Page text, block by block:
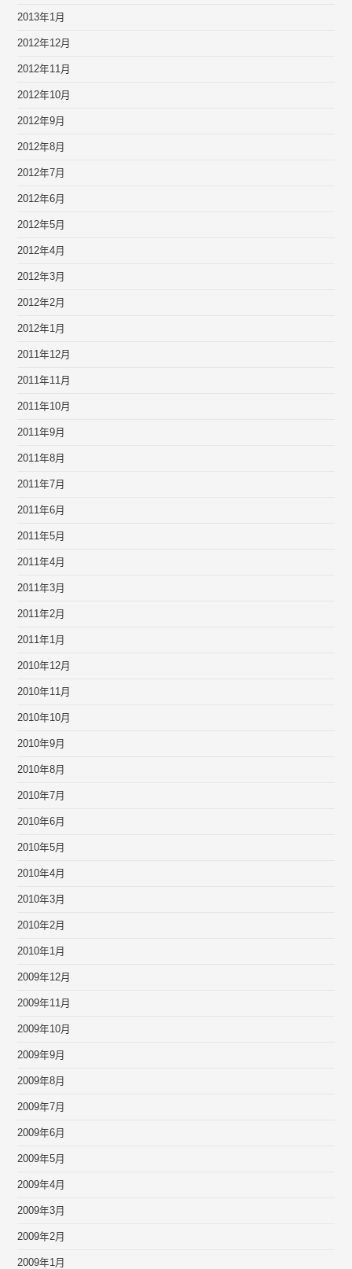
2013年1月
2012年12月
2012年11月
2012年10月
2012年9月
2012年8月
2012年7月
2012年6月
2012年5月
2012年4月
2012年3月
2012年2月
2012年1月
2011年12月
2011年11月
2011年10月
2011年9月
2011年8月
2011年7月
2011年6月
2011年5月
2011年4月
2011年3月
2011年2月
2011年1月
2010年12月
2010年11月
2010年10月
2010年9月
2010年8月
2010年7月
2010年6月
2010年5月
2010年4月
2010年3月
2010年2月
2010年1月
2009年12月
2009年11月
2009年10月
2009年9月
2009年8月
2009年7月
2009年6月
2009年5月
2009年4月
2009年3月
2009年2月
2009年1月